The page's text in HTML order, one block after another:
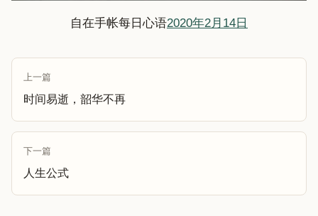
自在手帐每日心语2020年2月14日
上一篇
时间易逝，韶华不再
下一篇
人生公式